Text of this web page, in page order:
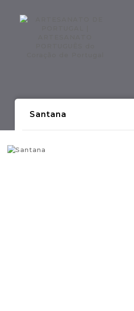
- Produções
Santana